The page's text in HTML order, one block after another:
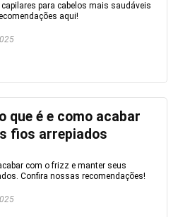
para cabelos mais saudáveis
aqui!
que é e como acabar
fios arrepiados
com o frizz e manter seus
Confira nossas recomendações!